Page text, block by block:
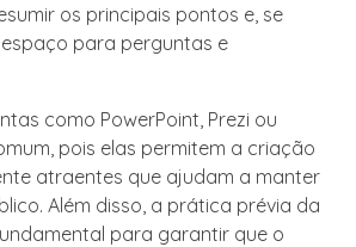
os principais pontos e, se
para perguntas e
como PowerPoint, Prezi ou
pois elas permitem a criação
atraentes que ajudam a manter
Além disso, a prática prévia da
para garantir que o